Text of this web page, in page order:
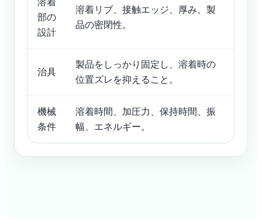
溶着
部の
設計
溶着リブ、接触エッジ、厚み、製
品の密閉性。
治具
製品をしっかり固定し、溶着時の
位置ズレを抑えること。
機械
条件
溶着時間、加圧力、保持時間、振
幅、エネルギー。